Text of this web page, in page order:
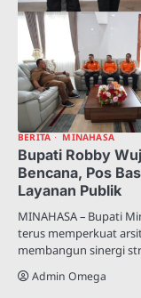
BERITA MINAHASA
Bupati Robby
Bencana, Pos
Layanan Publik
MINAHASA – Bupati
terus memperkuat
membangun sinergi
Admin Omega